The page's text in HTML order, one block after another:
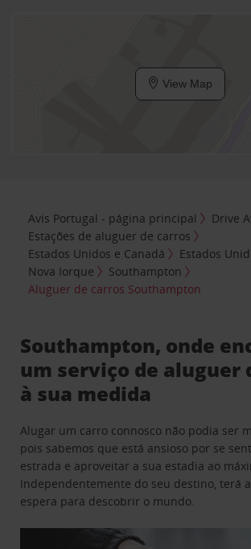
View Map
Avis Portugal - página principal
Drive
Estações de aluguer de carros
Estados Unidos e Canadá
Estados
Nova Iorque
Southampton
Aluguer de carros Southampton
Southampton, onde
um serviço de aluguer
à sua medida
Alugar um carro connosco não podia ser
pois sabemos que está ansioso por se
estrada e aproveitar a sua estadia ao
Independentemente do seu destino, terá
espera para descobrir o mundo.